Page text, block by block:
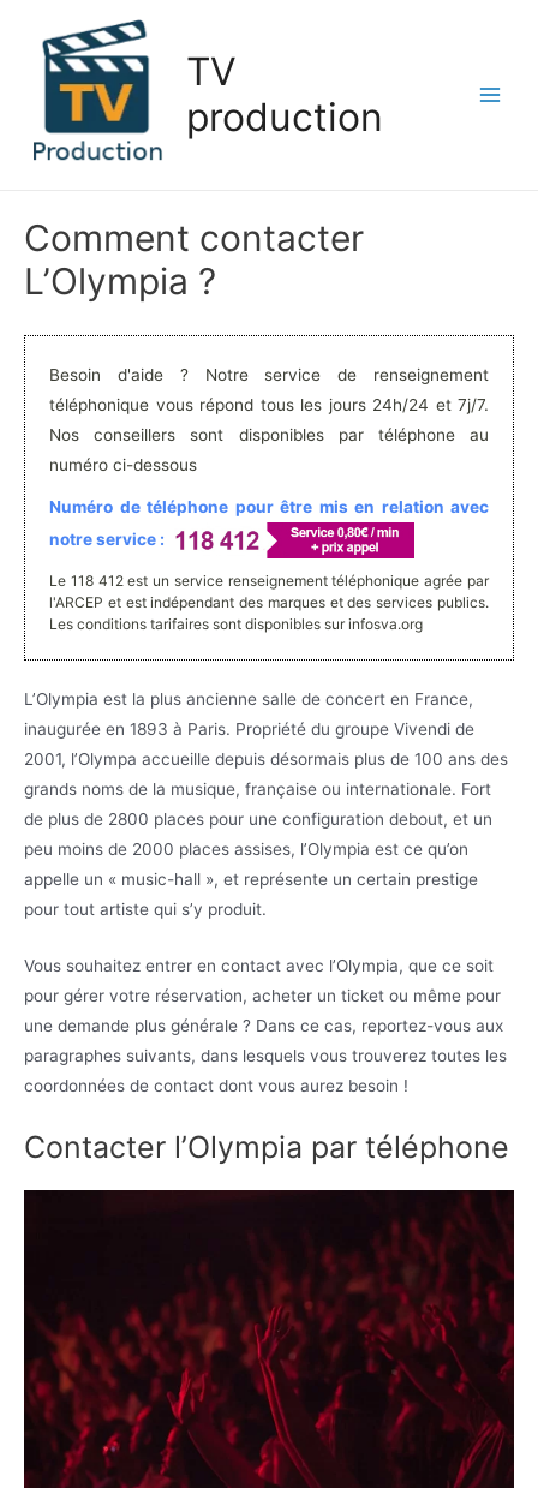
contenu
TV
production
Comment contacter
L’Olympia ?
Besoin d'aide ? Notre service de renseignement
téléphonique vous répond tous les jours 24h/24 et 7j/7.
Nos conseillers sont disponibles par téléphone au
numéro ci-dessous
Numéro de téléphone pour être mis en relation avec
notre service :
Le 118 412 est un service renseignement téléphonique agrée par
l'ARCEP et est indépendant des marques et des services publics.
Les conditions tarifaires sont disponibles sur infosva.org
L’Olympia est la plus ancienne salle de concert en France,
inaugurée en 1893 à Paris. Propriété du groupe Vivendi de
2001, l’Olympa accueille depuis désormais plus de 100 ans des
grands noms de la musique, française ou internationale. Fort
de plus de 2800 places pour une configuration debout, et un
peu moins de 2000 places assises, l’Olympia est ce qu’on
appelle un « music-hall », et représente un certain prestige
pour tout artiste qui s’y produit.
Vous souhaitez entrer en contact avec l’Olympia, que ce soit
pour gérer votre réservation, acheter un ticket ou même pour
une demande plus générale ? Dans ce cas, reportez-vous aux
paragraphes suivants, dans lesquels vous trouverez toutes les
coordonnées de contact dont vous aurez besoin !
Contacter l’Olympia par téléphone